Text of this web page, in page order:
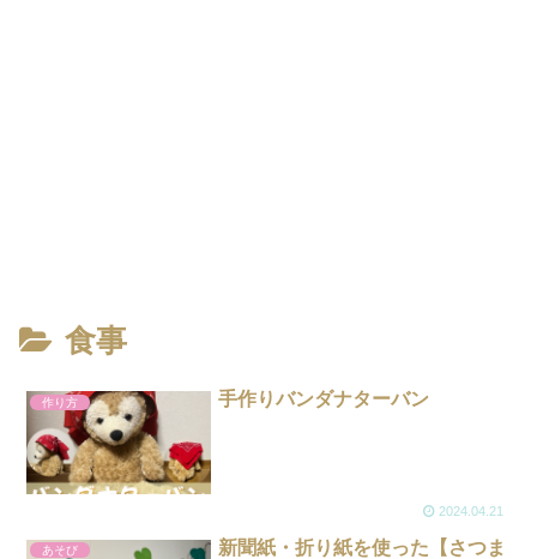
食事
作り方 手作りバンダナターバン
2024.04.21
あそび
新聞紙・折り紙を使った【さつま